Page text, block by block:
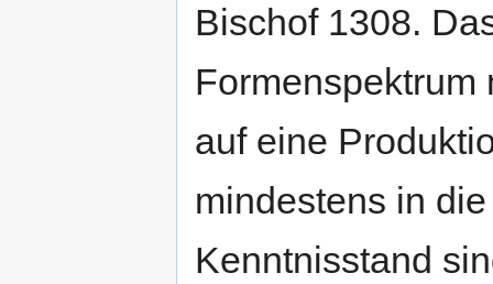
Bischof 1308.
auf eine
mindestens in
Kenntnisstand